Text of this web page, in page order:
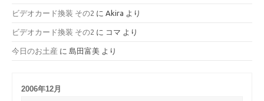
ビデオカード換装 その2 に Akira より
ビデオカード換装 その2 に コマ より
今日のお土産 に 島田富美 より
2006年12月